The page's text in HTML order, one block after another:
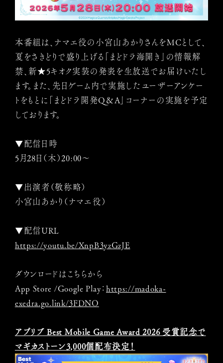
本番組は、ナマエ役の小宮山あかりさんをMCとして、
夏をさきどりで盛り上げる「まどドラ海開き」の情報解
禁、新★5キオク実装の発表を生放送でお届けいたし
ます。また、先日ゲーム内で実施したユーザーアンケー
トをもとに「まどドラ開発Q＆A」コーナーの実施を予定
しております。
▼配信日時
5月28日（木）20:00～
▼出演者（敬称略）
小宮山あかり（ナマエ役）
▼配信URL
https://youtu.be/XnpB3yzGzJE
ダウンロードはこちらから
App Store /Google Play： https://madoka-
exedra.go.link/3FDNO
アプリブ Best Mobile Game Award 2026 受賞記念で
マギカストーン3,000個配布決定！